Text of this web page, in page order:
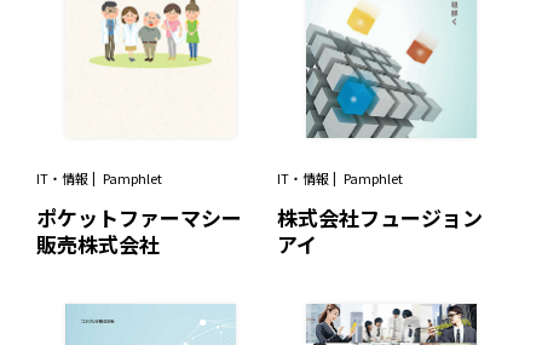
IT・情報 Pamphlet
ポケットファーマシー
販売株式会社
IT・情報 Pamphlet
株式会社フュージョン
アイ